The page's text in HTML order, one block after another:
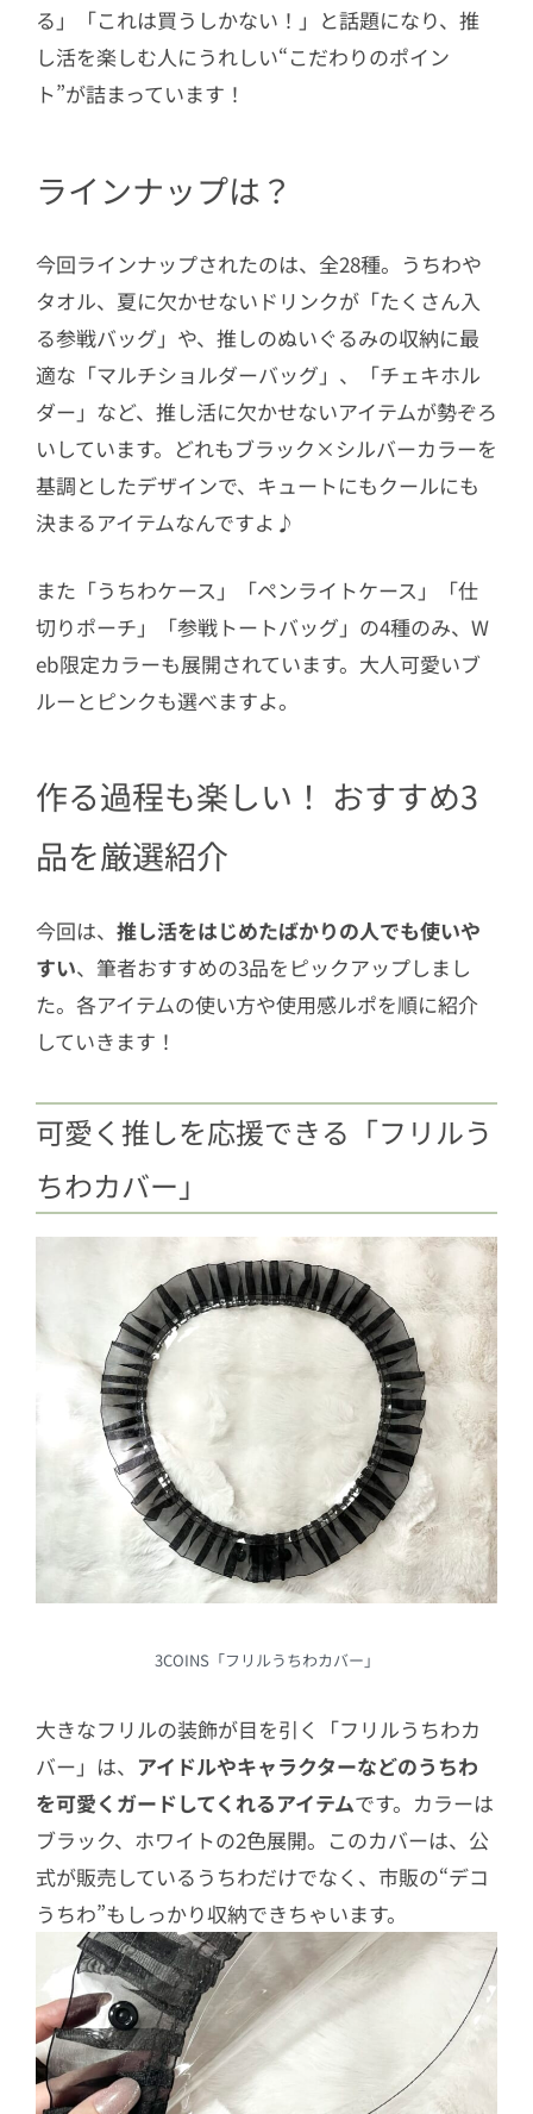
る」「これは買うしかない！」と話題になり、推
し活を楽しむ人にうれしい“こだわりのポイン
ト”が詰まっています！
ラインナップは？
今回ラインナップされたのは、全28種。うちわや
タオル、夏に欠かせないドリンクが「たくさん入
る参戦バッグ」や、推しのぬいぐるみの収納に最
適な「マルチショルダーバッグ」、「チェキホル
ダー」など、推し活に欠かせないアイテムが勢ぞろ
いしています。どれもブラック×シルバーカラーを
基調としたデザインで、キュートにもクールにも
決まるアイテムなんですよ♪
また「うちわケース」「ペンライトケース」「仕
切りポーチ」「参戦トートバッグ」の4種のみ、W
eb限定カラーも展開されています。大人可愛いブ
ルーとピンクも選べますよ。
作る過程も楽しい！ おすすめ3
品を厳選紹介
今回は、 推し活をはじめたばかりの人でも使いや
すい、筆者おすすめの3品をピックアップしまし
た。各アイテムの使い方や使用感ルポを順に紹介
していきます！
可愛く推しを応援できる「フリルう
ちわカバー」
3COINS「フリルうちわカバー」
大きなフリルの装飾が目を引く「フリルうちわカ
バー」は、 アイドルやキャラクターなどのうちわ
を可愛くガードしてくれるアイテムです。カラーは
ブラック、ホワイトの2色展開。このカバーは、公
式が販売しているうちわだけでなく、市販の“デコ
うちわ”もしっかり収納できちゃいます。